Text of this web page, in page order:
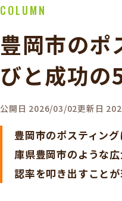
COLUMN
豊岡市のポ
びと成功の
公開日 2026/03/02更新日
豊岡市のポスティン
庫県豊岡市のような
認率を叩き出すこと